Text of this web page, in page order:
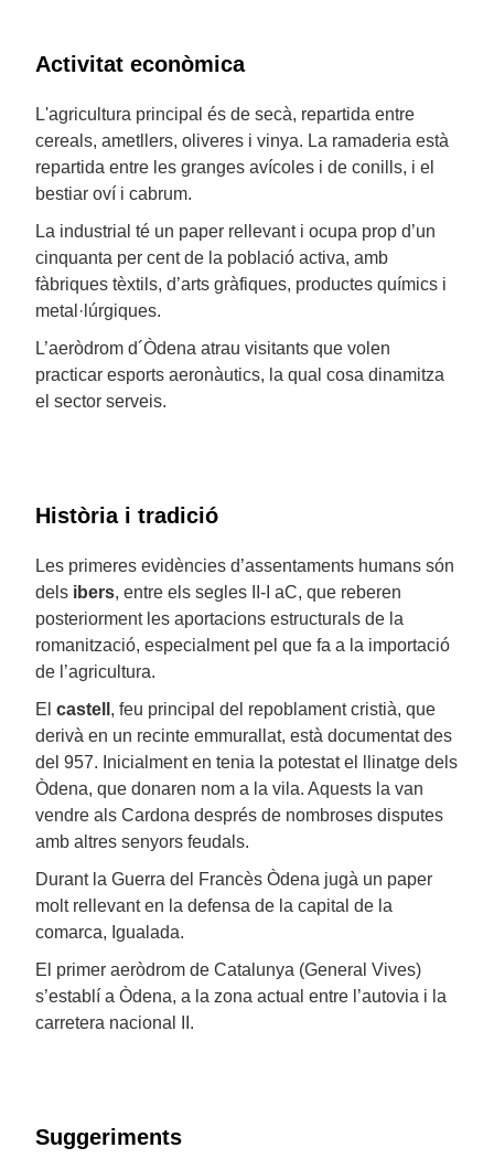
Activitat econòmica
L'agricultura principal és de secà, repartida entre
cereals, ametllers, oliveres i vinya. La ramaderia està
repartida entre les granges avícoles i de conills, i el
bestiar oví i cabrum.
La industrial té un paper rellevant i ocupa prop d’un
cinquanta per cent de la població activa, amb
fàbriques tèxtils, d’arts gràfiques, productes químics i
metal·lúrgiques.
L’aeròdrom d´Òdena atrau visitants que volen
practicar esports aeronàutics, la qual cosa dinamitza
el sector serveis.
Història i tradició
Les primeres evidències d’assentaments humans són
dels ibers, entre els segles II-I aC, que reberen
posteriorment les aportacions estructurals de la
romanització, especialment pel que fa a la importació
de l’agricultura.
El castell , feu principal del repoblament cristià, que
derivà en un recinte emmurallat, està documentat des
del 957. Inicialment en tenia la potestat el llinatge dels
Òdena, que donaren nom a la vila. Aquests la van
vendre als Cardona després de nombroses disputes
amb altres senyors feudals.
Durant la Guerra del Francès Òdena jugà un paper
molt rellevant en la defensa de la capital de la
comarca, Igualada.
El primer aeròdrom de Catalunya (General Vives)
s’establí a Òdena, a la zona actual entre l’autovia i la
carretera nacional II.
Suggeriments